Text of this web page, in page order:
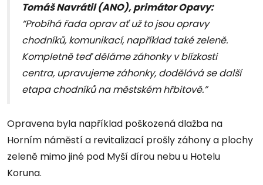
Tomáš Navrátil (ANO), primátor Opavy:
“Probíhá řada oprav ať už to jsou opravy
chodníků, komunikací, například také zeleně.
Kompletně teď děláme záhonky v blízkosti
centra, upravujeme záhonky, dodělává se další
etapa chodníků na městském hřbitově.”
Opravena byla například poškozená dlažba na
Horním náměstí a revitalizací prošly záhony a plochy
zeleně mimo jiné pod Myší dírou nebu u Hotelu
Koruna.